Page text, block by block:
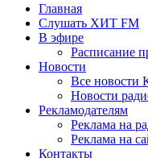
Главная
Слушать ХИТ FM
В эфире
Расписание
Новости
Все новости
Новости
Рекламодателям
Реклама на
Реклама на
Контакты